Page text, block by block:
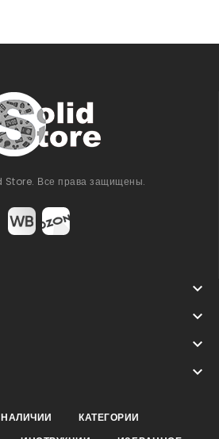
Все права защищены.




КАТЕГОРИИ